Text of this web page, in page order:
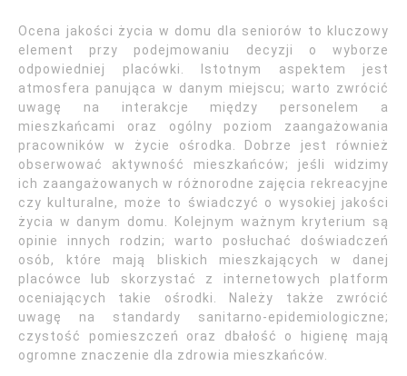
Ocena jakości życia w domu dla seniorów to kluczowy
element przy podejmowaniu decyzji o wyborze
odpowiedniej placówki. Istotnym aspektem jest
atmosfera panująca w danym miejscu; warto zwrócić
uwagę na interakcje między personelem a
mieszkańcami oraz ogólny poziom zaangażowania
pracowników w życie ośrodka. Dobrze jest również
obserwować aktywność mieszkańców; jeśli widzimy
ich zaangażowanych w różnorodne zajęcia rekreacyjne
czy kulturalne, może to świadczyć o wysokiej jakości
życia w danym domu. Kolejnym ważnym kryterium są
opinie innych rodzin; warto posłuchać doświadczeń
osób, które mają bliskich mieszkających w danej
placówce lub skorzystać z internetowych platform
oceniających takie ośrodki. Należy także zwrócić
uwagę na standardy sanitarno-epidemiologiczne;
czystość pomieszczeń oraz dbałość o higienę mają
ogromne znaczenie dla zdrowia mieszkańców.